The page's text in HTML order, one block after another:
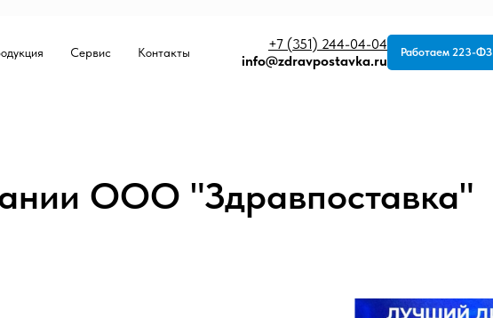
Сервис Контакты
+7 (351) 244-04-04
info@zdravpostavka.ru
Работаем 223-ФЗ
ООО "Здравпоставка"